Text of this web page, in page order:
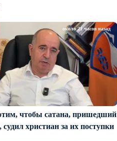
чтобы сатана, пришедший
судил христиан за их поступки
около 21 часов назад